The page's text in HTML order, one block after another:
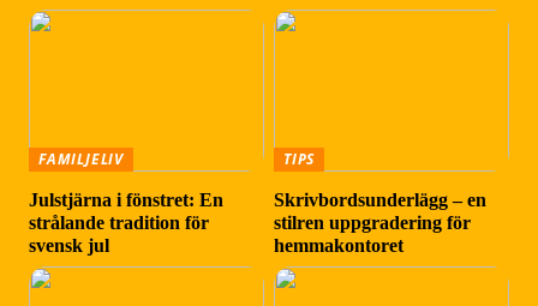
FAMILJELIV
Julstjärna i fönstret: En
strålande tradition för
svensk jul
TIPS
Skrivbordsunderlägg – en
stilren uppgradering för
hemmakontoret